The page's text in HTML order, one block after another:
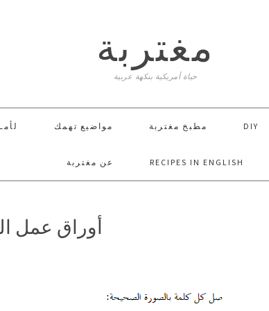
مغتربة
حياة أمريكية بنكهة عربية
مواضيع تهمك مطبخ مغتربة DIY
عن مغتربة RECIPES IN ENGLISH
أوراق عمل